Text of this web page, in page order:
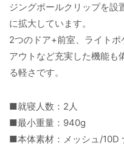
ジングポールクリップを設
に拡大しています。
2つのドア+前室、ライト
アウトなど充実した機能も
る軽さです。
■就寝人数：2人
■最小重量：940g
■本体素材：メッシュ/10D